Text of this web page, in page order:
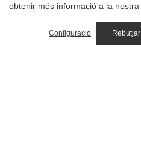
obtenir més informació a la nostra
Configuració Rebutjar